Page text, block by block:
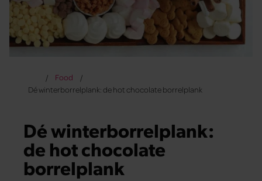
Food
Dé winterborrelplank: de hot chocolate borrelplank
Dé winterborrelplank:
de hot chocolate
borrelplank